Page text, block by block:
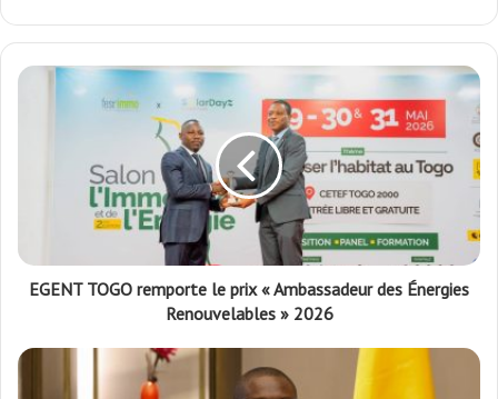
EGENT TOGO remporte le prix « Ambassadeur des Énergies
Renouvelables » 2026